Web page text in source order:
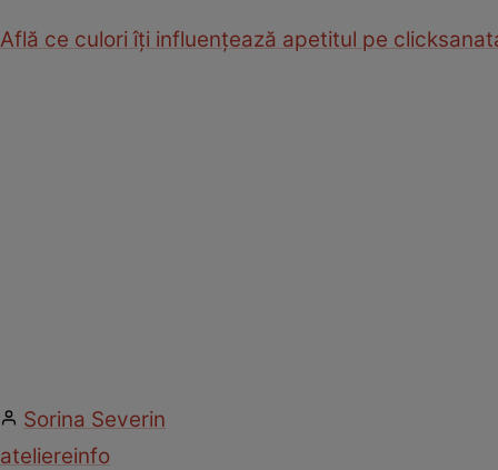
Află ce culori îţi influenţează apetitul pe
Sorina Severin
ateliereinfo